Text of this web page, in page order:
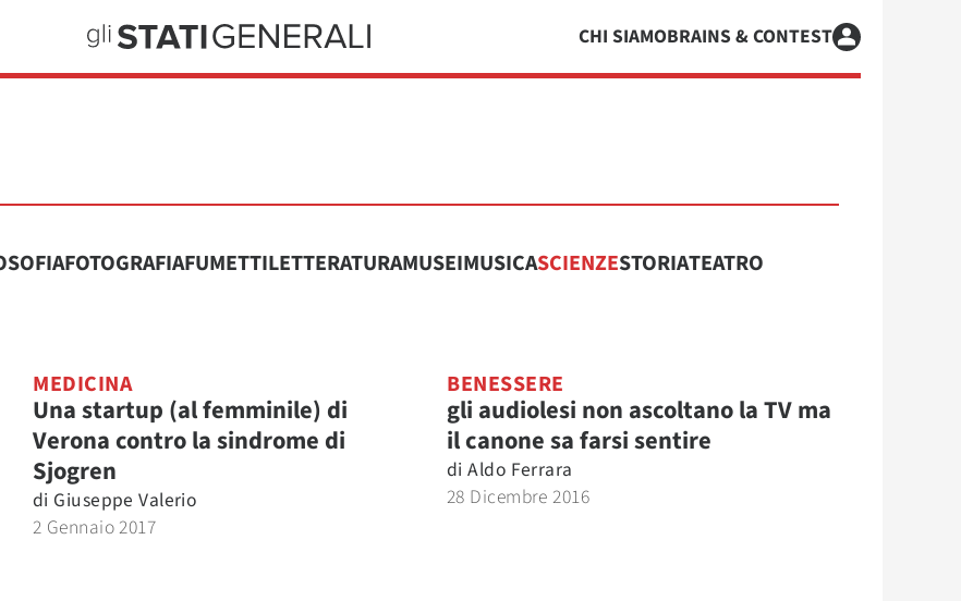
CHI SIAMOBRAINS & CONTEST
FOTOGRAFIAFUMETTILETTERATURAMUSEIMUSICASCIENZESTORIATEATRO
MEDICINA
Una startup (al femminile) di
Verona contro la sindrome di
Sjogren
di Giuseppe Valerio
2 Gennaio 2017
BENESSERE
gli audiolesi non ascoltano la TV ma
il canone sa farsi sentire
di Aldo Ferrara
28 Dicembre 2016